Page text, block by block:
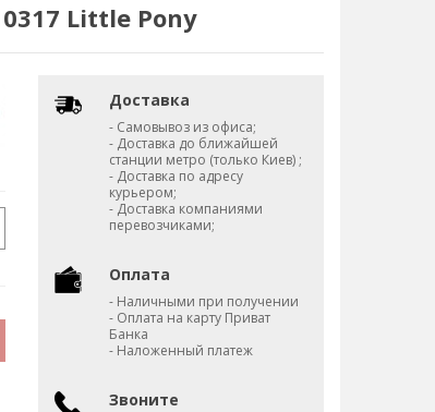
Little Pony
Доставка
- Самовывоз из офиса;
- Доставка до ближайшей
станции метро (только Киев) ;
- Доставка по адресу
курьером;
- Доставка компаниями
перевозчиками;
Оплата
- Наличными при получении
- Оплата на карту Приват
Банка
- Наложенный платеж
Звоните